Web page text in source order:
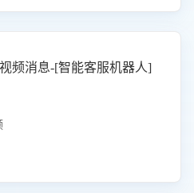
影像类目剧本，一键开启客服
频消息-[智能客服机器人]